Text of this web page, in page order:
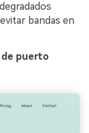
bandas en
de puerto